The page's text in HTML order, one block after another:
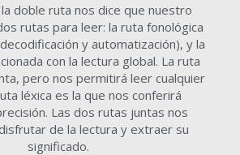
doble ruta nos dice que nuestro
rutas para leer: la ruta fonológica
y automatización), y la
con la lectura global. La ruta
pero nos permitirá leer cualquier
léxica es la que nos conferirá
Las dos rutas juntas nos
de la lectura y extraer su
significado.